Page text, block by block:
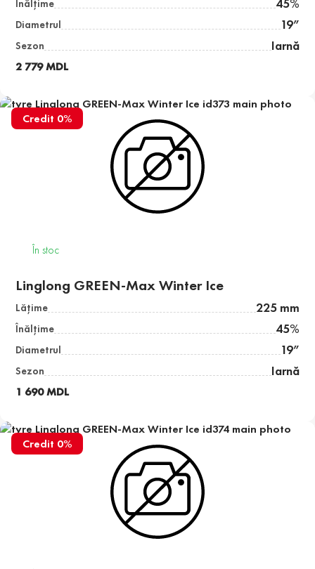
Înălţime 45%
Diametrul 19”
Sezon Iarnă
2 779 MDL
Credit 0%
În stoc
Linglong GREEN-Max Winter Ice
Lăţime 225 mm
Înălţime 45%
Diametrul 19”
Sezon Iarnă
1 690 MDL
Credit 0%